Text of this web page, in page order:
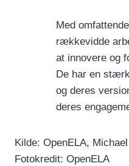
Med
rækkevidde
at innovere og
De har en
og deres
deres
Kilde: OpenELA,
Fotokredit: OpenELA